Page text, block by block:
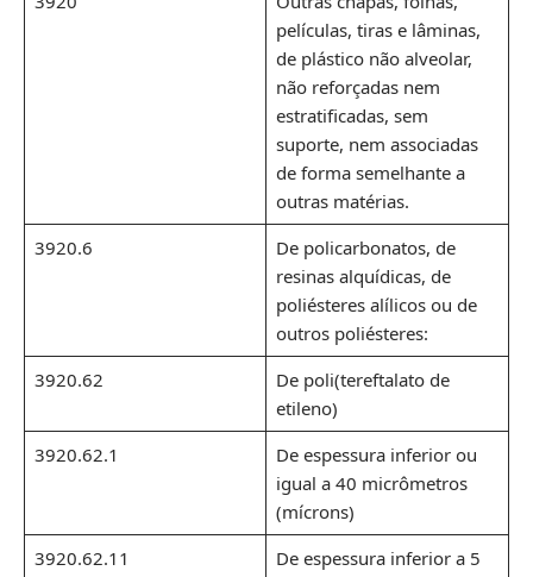
películas, tiras e lâminas,
de plástico não alveolar,
não reforçadas nem
estratificadas, sem
suporte, nem associadas
de forma semelhante a
outras matérias.
3920.6
De policarbonatos, de
resinas alquídicas, de
poliésteres alílicos ou de
outros poliésteres:
3920.62
De poli(tereftalato de
etileno)
3920.62.1
De espessura inferior ou
igual a 40 micrômetros
(mícrons)
3920.62.11
De espessura inferior a 5